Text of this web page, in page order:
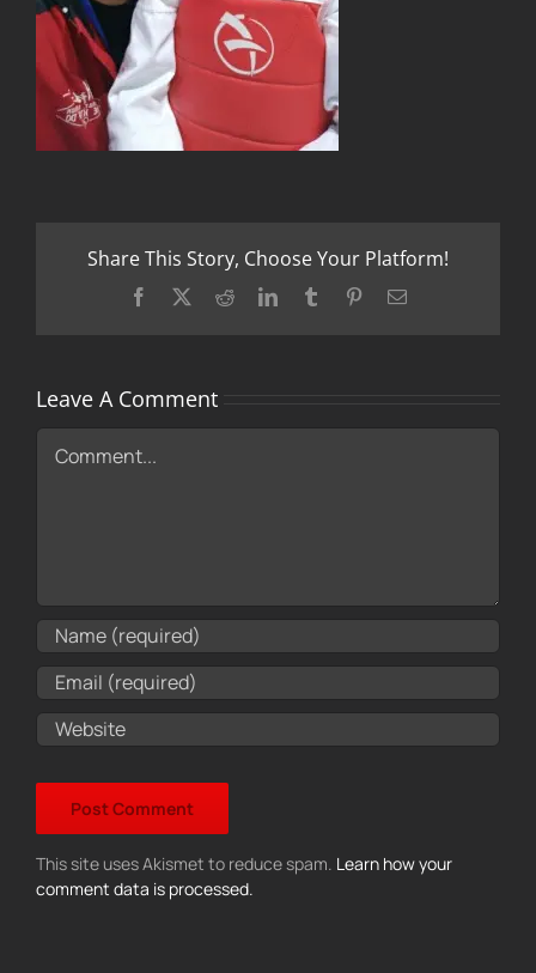
Share This Story, Choose Your Platform!
Facebook RedditLinkedInTumblr PinterestEmail
Leave A Comment
Comment
This site uses Akismet to reduce spam. Learn how your
comment data is processed.